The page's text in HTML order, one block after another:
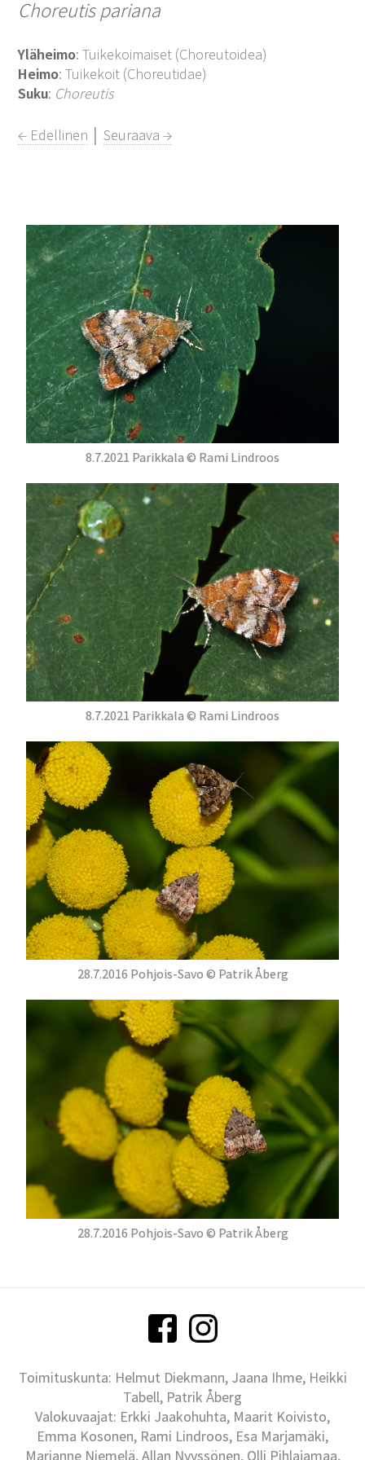
Choreutis pariana
Yläheimo: Tuikekoimaiset (Choreutoidea)
Heimo: Tuikekoit (Choreutidae)
Suku: Choreutis
← Edellinen │Seuraava →
8.7.2021 Parikkala © Rami Lindroos
8.7.2021 Parikkala © Rami Lindroos
28.7.2016 Pohjois-Savo © Patrik Åberg
28.7.2016 Pohjois-Savo © Patrik Åberg
Toimituskunta: Helmut Diekmann, Jaana Ihme, Heikki
Tabell, Patrik Åberg
Valokuvaajat: Erkki Jaakohuhta, Maarit Koivisto,
Emma Kosonen, Rami Lindroos, Esa Marjamäki,
Marianne Niemelä, Allan Nyyssönen, Olli Pihlajamaa,